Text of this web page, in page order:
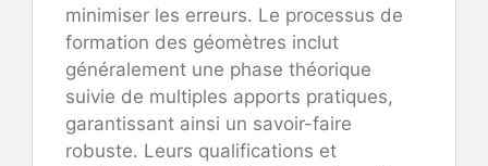
minimiser les erreurs. Le processus de
formation des géomètres inclut
généralement une phase théorique
suivie de multiples apports pratiques,
garantissant ainsi un savoir-faire
robuste. Leurs qualifications et